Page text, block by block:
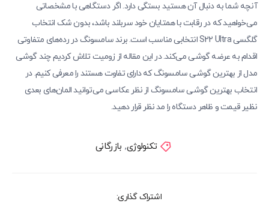
آنچه شما به دنبال آن هستید بستگی دارد. اگر دستگاهی با مشخصاتی
می‌خواهید که در رقابت با همتایان خود سربلند باشد، بدون شک انتخاب
گلگسی S22 Ultra انتخابی مناسب است. برند سامسونگ در رده‌های متفاوتی
اقدام به عرضه گوشی می‌کند. در این مقاله از زومیت تلاش کردیم چند گوشی
مدل از بهترین گوشی سامسونگ که دارای تفاوت هستند را معرفی کنیم. در
انتخاب بهترین گوشی سامسونگ از نظر عکاسی می‌توانید المان‌های بعدی
نظیر قیمت و ظاهر دستگاه را مد نظر قرار دهید.
تکنولوژی, بازرگانی
اشتراک گذاری: